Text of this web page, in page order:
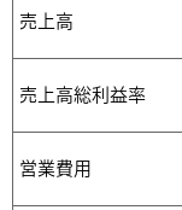
売上高
売上高総利益率
営業費用